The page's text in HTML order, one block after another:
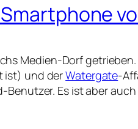
Medien-Dorf
ist) und derWatergate-
Es ist aber